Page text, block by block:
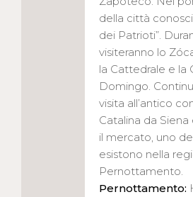
della città
dei Patrioti”.
visiteranno lo
la Cattedrale e la
Domingo.
visita all’antico
Catalina da
il mercato, uno
esistono nella
Pernottamento.
Pernottamento: